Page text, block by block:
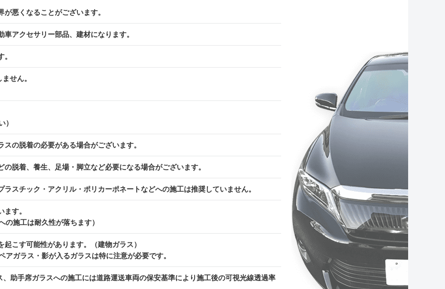
悪くなることがございます。
アクセサリー部品、建材になります。
せん。
）
の脱着の必要がある場合がございます。
脱着、養生、足場・脚立など必要になる場合がございます。
スチック・アクリル・ポリカーポネートなどへの施工は推奨していません。
す。
の施工は耐久性が落ちます）
こす可能性があります。（建物ガラス）
ガラス・影が入るガラスは特に注意が必要です。
助手席ガラスへの施工には道路運送車両の保安基準により施工後の可視光線透過率